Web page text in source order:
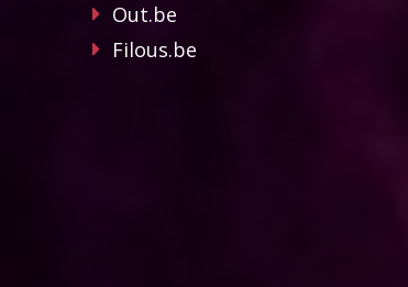
Out.be
Filous.be